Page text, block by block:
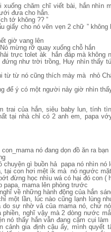
xuống chăm chĩ viết bài, hắn nhìn
đưa cho hắn.
tớ không ?? ”
giấy cho nó vẽn vẹn 2 chữ ”
giờ vang lên
mừng rỡ quay xuống chỗ hắn
trực tolet àk hắn đáp mà không
như trời trồng, Huy nhìn thấy
từ từ nó cũng thích mày mà nhỏ
để ý có một người nảy giờ nhìn
trai của hắn, siêu baby lun, tính
tại nhà chỉ có 2 anh em, papa
nó đang dọn đồ ăn ra bạn
chuyện gì buồn hả papa nó nhìn nó
tại con hơi mệt ík mà nó ngước
đừng học nhìu wá có hại đó con (
papa, mama lên phòng trước
về những hành động của hắn
một lần, lúc nào cũng lạnh lùng
do sự nhờ vả của mama nó, chứ
nghĩ vậy mà 2 dòng nước
nó thấy hắn vẫn đang cặm cụi
cảnh gia định cậu ấy, mình quyết